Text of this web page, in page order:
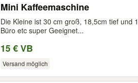
Mini Kaffeemaschine
Die Kleine ist 30 cm groß, 18,5cm tief und
Büro etc super Geeignet...
15 € VB
Versand möglich